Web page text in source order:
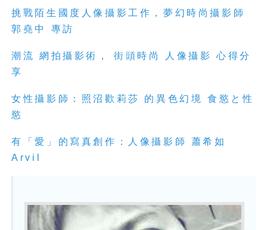
挑戰陌生國度人像攝影工作，夢幻時尚攝影師
郭堯中 專訪
潮流 網拍攝影術， 街頭時尚 人像攝影 心得分
享
女性攝影師：照沼歡莉莎 的異色幻境 食慾と性
慾
有「愛」的寫真創作：人像攝影師 蕭希如
Arvil